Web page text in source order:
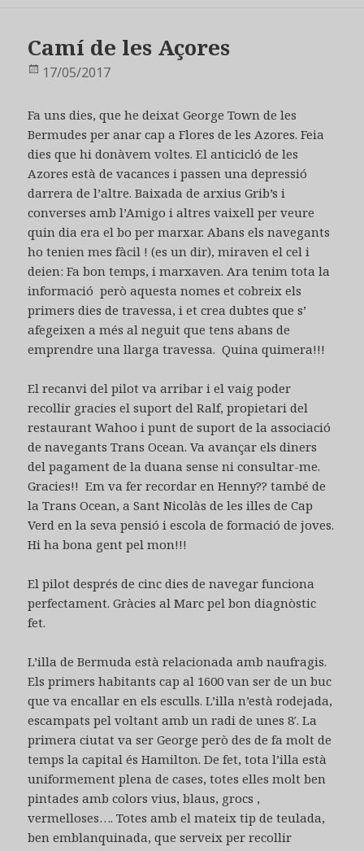
Camí de les Açores
Publicat
17/05/2017
Fa uns dies, que he deixat George Town de les
Bermudes per anar cap a Flores de les Azores. Feia
dies que hi donàvem voltes. El anticicló de les
Azores està de vacances i passen una depressió
darrera de l’altre. Baixada de arxius Grib’s i
converses amb l’Amigo i altres vaixell per veure
quin dia era el bo per marxar. Abans els navegants
ho tenien mes fàcil ! (es un dir), miraven el cel i
deien: Fa bon temps, i marxaven. Ara tenim tota la
informació però aquesta nomes et cobreix els
primers dies de travessa, i et crea dubtes que s’
afegeixen a més al neguit que tens abans de
emprendre una llarga travessa. Quina quimera!!!
El recanvi del pilot va arribar i el vaig poder
recollir gracies el suport del Ralf, propietari del
restaurant Wahoo i punt de suport de la associació
de navegants Trans Ocean. Va avançar els diners
del pagament de la duana sense ni consultar-me.
Gracies!! Em va fer recordar en Henny?? també de
la Trans Ocean, a Sant Nicolàs de les illes de Cap
Verd en la seva pensió i escola de formació de joves.
Hi ha bona gent pel mon!!!
El pilot després de cinc dies de navegar funciona
perfectament. Gràcies al Marc pel bon diagnòstic
fet.
L’illa de Bermuda està relacionada amb naufragis.
Els primers habitants cap al 1600 van ser de un buc
que va encallar en els esculls. L’illa n’està rodejada,
escampats pel voltant amb un radi de unes 8′. La
primera ciutat va ser George però des de fa molt de
temps la capital és Hamilton. De fet, tota l’illa està
uniformement plena de cases, totes elles molt ben
pintades amb colors vius, blaus, grocs ,
vermelloses…. Totes amb el mateix tip de teulada,
ben emblanquinada, que serveix per recollir